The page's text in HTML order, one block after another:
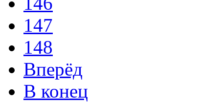
147
148
Вперёд
В конец